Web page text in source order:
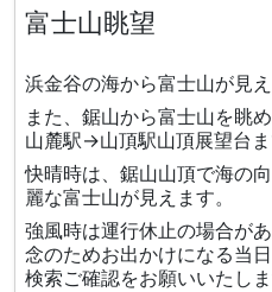
富士山眺望
浜金谷の海から富士山が見
また、鋸山から富士山を眺
山麓駅→山頂駅山頂展望台ま
快晴時は、鋸山山頂で海の
麗な富士山が見えます。
強風時は運行休止の場合があ
念のためお出かけになる当
検索ご確認をお願いいたしま